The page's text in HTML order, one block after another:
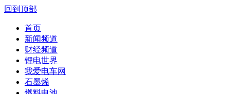
回到顶部
首页
新闻频道
财经频道
锂电世界
我爱电车网
石墨烯